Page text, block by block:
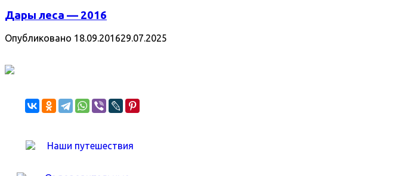
Дары леса — 2016
Опубликовано 18.09.201629.07.2025